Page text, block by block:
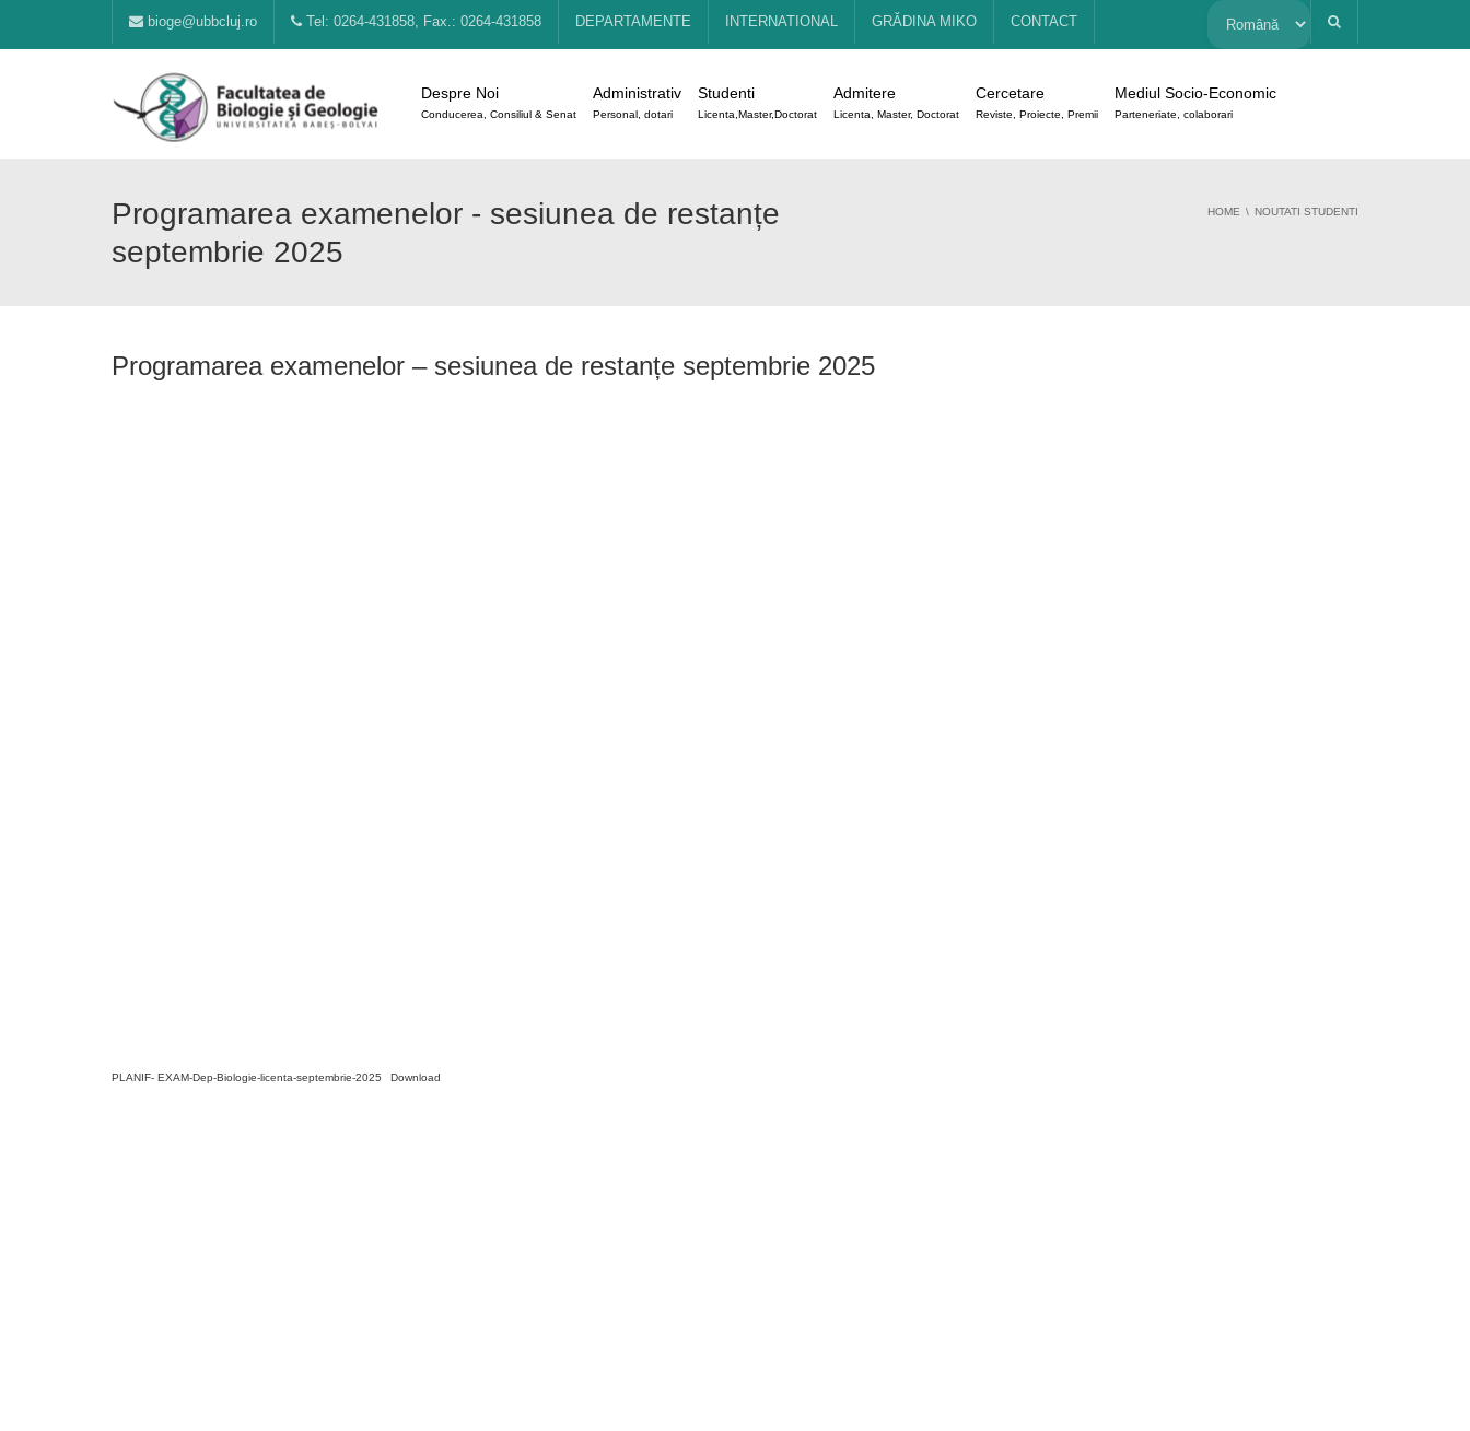
bioge@ubbcluj.ro Tel: 0264-431858, Fax.: 0264-431858 DEPARTAMENTE INTERNATIONAL GRĂDINA MIKO CONTACT Alege
limbă
Despre Noi
Conducerea, Consiliul & Senat
Administrativ
Personal, dotari
Studenti
Licenta,Master,Doctorat
Admitere
Licenta, Master, Doctorat
Cercetare
Reviste, Proiecte, Premii
Mediul Socio-Economic
Parteneriate, colaborari
Programarea examenelor - sesiunea de restanțe
septembrie 2025
HOME NOUTATI STUDENTI
Programarea examenelor – sesiunea de restanțe septembrie 2025
PLANIF- EXAM-Dep-Biologie-licenta-septembrie-2025 Download